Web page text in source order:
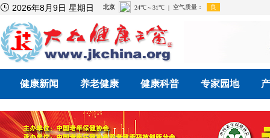
 2026年8月9日 星期日
健康新闻 养老健康 健康科普 专家园地